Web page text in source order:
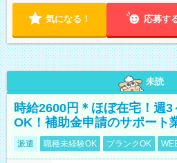
気になる！ 応募す
未読
時給2600円＊ほぼ在宅！週
OK！補助金申請のサポート
派遣 職種未経験OK ブランクOK